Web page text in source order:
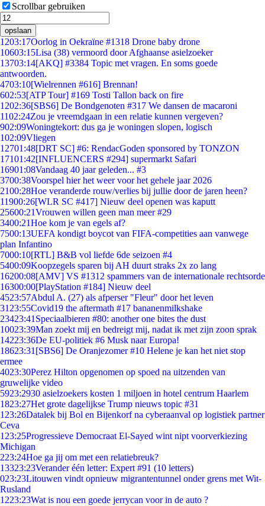
Scrollbar gebruiken
opslaan
1203:17Oorlog in Oekraïne #1318 Drone baby drone
10603:15Lisa (38) vermoord door Afghaanse asielzoeker
13703:14[AKQ] #3384 Topic met vragen. En soms goede
antwoorden.
4703:10[Wielrennen #616] Brennan!
602:53[ATP Tour] #169 Tosti Tallon back on fire
1202:36[SBS6] De Bondgenoten #317 We dansen de macaroni
1102:24Zou je vreemdgaan in een relatie kunnen vergeven?
902:09Woningtekort: dus ga je woningen slopen, logisch
102:09Vliegen
12701:48[DRT SC] #6: RendacGoden sponsored by TONZON
17101:42[INFLUENCERS #294] supermarkt Safari
16901:08Vandaag 40 jaar geleden... #3
3700:38Voorspel hier het weer voor het gehele jaar 2026
2100:28Hoe veranderde rouw/verlies bij jullie door de jaren heen?
11900:26[WLR SC #417] Nieuw deel openen was kaputt
25600:21Vrouwen willen geen man meer #29
3400:21Hoe kom je van egels af?
7500:13UEFA kondigt boycot van FIFA-competities aan vanwege
plan Infantino
7000:10[RTL] B&B vol liefde 6de seizoen #4
5400:09Koopzegels sparen bij AH duurt straks 2x zo lang
16200:08[AMV] VS #1312 spammers van de internationale rechtsorde
16300:00[PlayStation #184] Nieuw deel
4523:57Abdul A. (27) als afperser "Fleur" door het leven
31 23:55Covid19 the aftermath #17 bananenmilkshake
23423:41 Speciaalbieren #80: another one bites the dust
10023:39Man zoekt mij en bedreigt mij, nadat ik met zijn zoon sprak
14223:36De EU-politiek #6 Musk naar Europa!
18623:31 [SBS6] De Oranjezomer #10 Helene je kan het niet stop
ermee
4023:30Perez Hilton opgenomen op spoed na uitzenden van
gruwelijke video
5923:2930 asielzoekers kosten 1 miljoen in hotel centrum Haarlem
1823:27Het grote dagelijkse Trump nieuws topic #31
1 23:26Datalek bij Bol en Bijenkorf na cyberaanval op logistiek partner
Ceva
1 23:25Progressieve Democraat El-Sayed wint nipt voorverkiezing
Michigan
223:24Hoe ga jij om met een relatiebreuk?
13323:23Verander één letter: Expert #91 (10 letters)
023:23Litouwen vindt opnieuw migrantentunnel onder grens met Wit-
Rusland
1223:23Wat is nou een goede jerrycan voor in de auto ?